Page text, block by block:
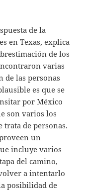
de la
en Texas, explica
de los
varias
de las personas
es que se
por México
son varios los
trata de personas.
un
incluye varios
del camino,
a intentarlo
posibilidad de